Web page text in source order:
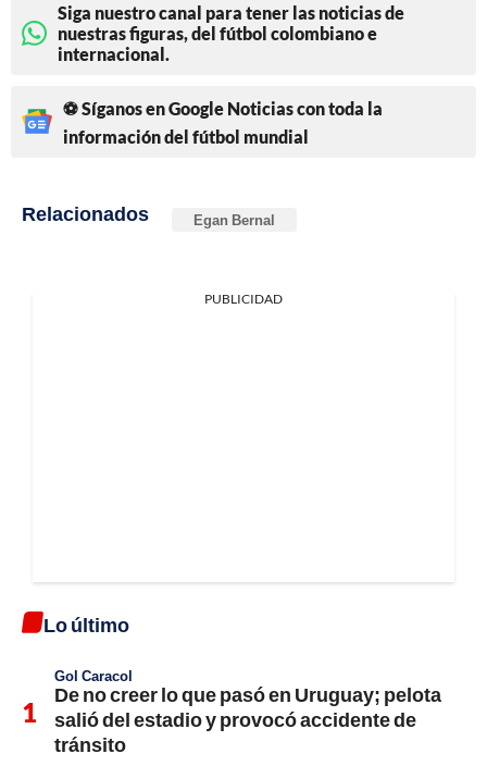
Siga nuestro canal para tener las noticias de
nuestras figuras, del fútbol colombiano e
internacional.
⚽ Síganos en Google Noticias con toda la
información del fútbol mundial
Relacionados Egan Bernal
PUBLICIDAD
Lo último
Gol Caracol
De no creer lo que pasó en Uruguay; pelota
salió del estadio y provocó accidente de
tránsito